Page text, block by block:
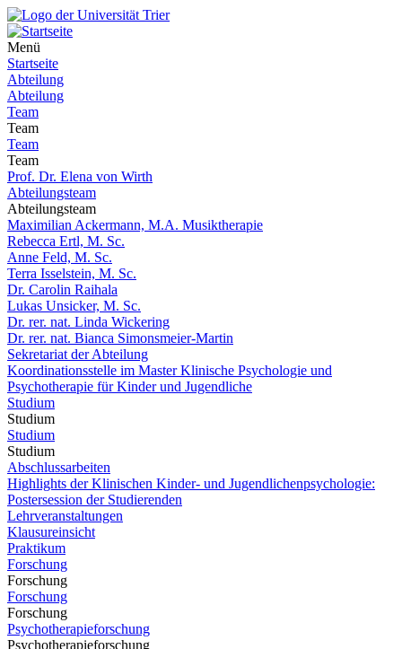
Menü
Startseite
Abteilung
Abteilung
Team
Team
Team
Team
Prof. Dr. Elena von Wirth
Abteilungsteam
Abteilungsteam
Maximilian Ackermann, M.A. Musiktherapie
Rebecca Ertl, M. Sc.
Anne Feld, M. Sc.
Terra Isselstein, M. Sc.
Dr. Carolin Raihala
Lukas Unsicker, M. Sc.
Dr. rer. nat. Linda Wickering
Dr. rer. nat. Bianca Simonsmeier-Martin
Sekretariat der Abteilung
Koordinationsstelle im Master Klinische Psychologie und
Psychotherapie für Kinder und Jugendliche
Studium
Studium
Studium
Studium
Abschlussarbeiten
Highlights der Klinischen Kinder- und Jugendlichenpsychologie:
Postersession der Studierenden
Lehrveranstaltungen
Klausureinsicht
Praktikum
Forschung
Forschung
Forschung
Forschung
Psychotherapieforschung
Psychotherapieforschung